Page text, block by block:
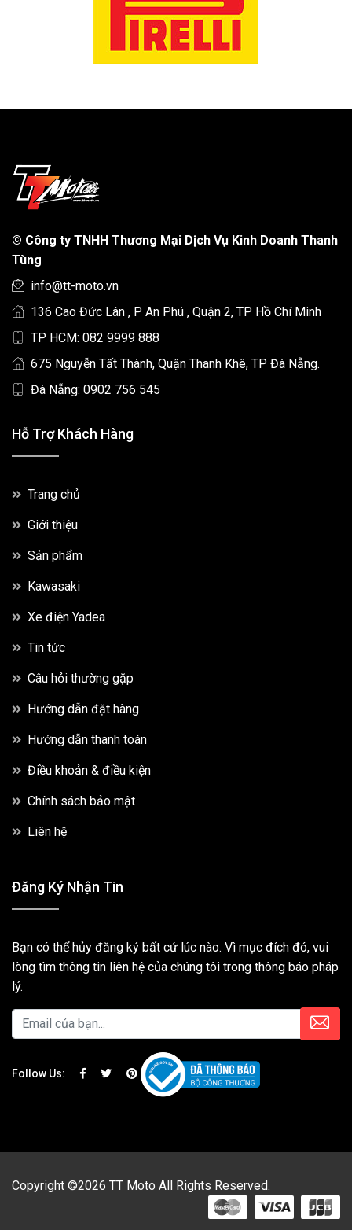
© Công ty TNHH Thương Mại Dịch Vụ Kinh Doanh Thanh
Tùng
info@tt-moto.vn
136 Cao Đức Lân , P An Phú , Quận 2, TP Hồ Chí Minh
TP HCM: 082 9999 888
675 Nguyễn Tất Thành, Quận Thanh Khê, TP Đà Nẵng.
Đà Nẵng: 0902 756 545
Hỗ Trợ Khách Hàng
Trang chủ
Giới thiệu
Sản phẩm
Kawasaki
Xe điện Yadea
Tin tức
Câu hỏi thường gặp
Hướng dẫn đặt hàng
Hướng dẫn thanh toán
Điều khoản & điều kiện
Chính sách bảo mật
Liên hệ
Đăng Ký Nhận Tin
Bạn có thể hủy đăng ký bất cứ lúc nào. Vì mục đích đó, vui
lòng tìm thông tin liên hệ của chúng tôi trong thông báo pháp
lý.
Follow Us:
Copyright ©2026 TT Moto All Rights Reserved.